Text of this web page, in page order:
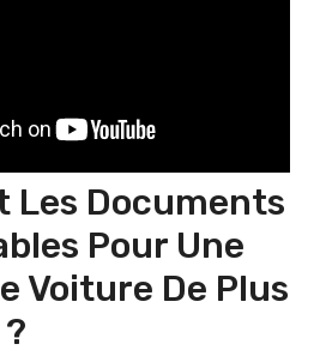
Les Documents
Pour Une
Voiture De Plus